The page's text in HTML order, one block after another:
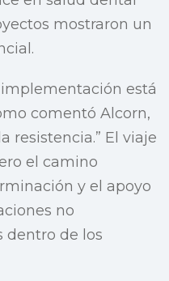
mostraron un
está
comentó Alcorn,
resistencia.” El viaje
el camino
y el apoyo
no
dentro de los